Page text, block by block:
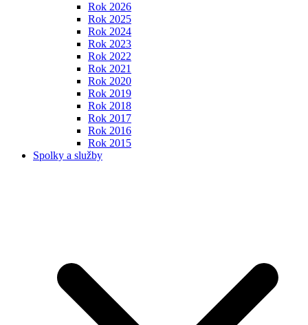
Rok 2026
Rok 2025
Rok 2024
Rok 2023
Rok 2022
Rok 2021
Rok 2020
Rok 2019
Rok 2018
Rok 2017
Rok 2016
Rok 2015
Spolky a služby